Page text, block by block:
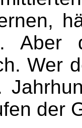
Aber
Wer
der